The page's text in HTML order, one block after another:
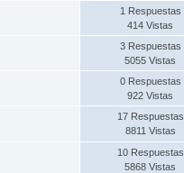
1 Respuestas
414 Vistas
3 Respuestas
5055 Vistas
0 Respuestas
922 Vistas
17 Respuestas
8811 Vistas
10 Respuestas
5868 Vistas